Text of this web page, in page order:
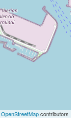
OpenStreetMapcontributors